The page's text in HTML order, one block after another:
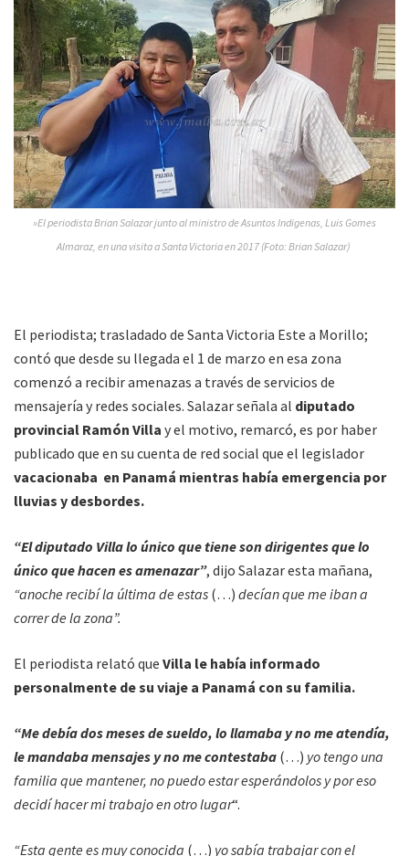
»El periodista Brian Salazar junto al ministro de Asuntos Indigenas, Luis Gomes
Almaraz, en una visita a Santa Victoria en 2017 (Foto: Brian Salazar)
El periodista; trasladado de Santa Victoria Este a Morillo;
contó que desde su llegada el 1 de marzo en esa zona
comenzó a recibir amenazas a través de servicios de
mensajería y redes sociales. Salazar señala al diputado
provincial Ramón Villa y el motivo, remarcó, es por haber
publicado que en su cuenta de red social que el legislador
vacacionaba en Panamá mientras había emergencia por
lluvias y desbordes.
“El diputado Villa lo único que tiene son dirigentes que lo
único que hacen es amenazar”, dijo Salazar esta mañana,
“anoche recibí la última de estas (…) decían que me iban a
correr de la zona”.
El periodista relató que Villa le había informado
personalmente de su viaje a Panamá con su familia.
“Me debía dos meses de sueldo, lo llamaba y no me atendía,
le mandaba mensajes y no me contestaba (…) yo tengo una
familia que mantener, no puedo estar esperándolos y por eso
decidí hacer mi trabajo en otro lugar“.
“Esta gente es muy conocida (…) yo sabía trabajar con el